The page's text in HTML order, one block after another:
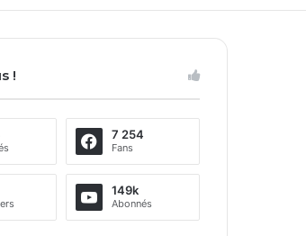
!
7 254
Fans
149k
Abonnés